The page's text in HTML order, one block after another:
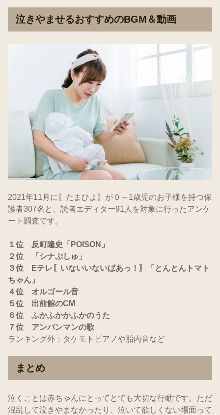
泣きやませるおすすめのBGM＆動画
2021年11月に〖たまひよ〗が０～1歳児のお子様を持つ保
護者307名と、読者エディター91人を対象に行ったアンケ
ート調査です。
１位 反町隆史「POISON」
２位 「シナぷしゅ」
３位 Eテレ〖いないいないばあっ！〗「とんとんトマト
ちゃん」
４位 オルゴール音
５位 出前館のCM
６位 ふかふかかふかのうた
７位 アンパンマンの歌
ランキング外：タケモトピアノや胎内音など
まとめ
泣くことは赤ちゃんにとってとても大切な行動です。ただ
混乱して泣きやまなかったり、泣いて欲しくない場面って